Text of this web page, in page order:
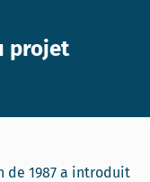
projet
de 1987 a introduit